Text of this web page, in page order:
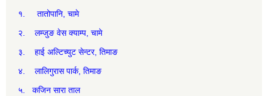
१. तातोपानि, चामे
२. लम्जुङ वेस क्याम्प, चामे
३. हाई अल्टिच्युट सेन्टर, तिमाङ
४. लालिगुरास पार्क, तिमाङ
५. कजिन सारा ताल